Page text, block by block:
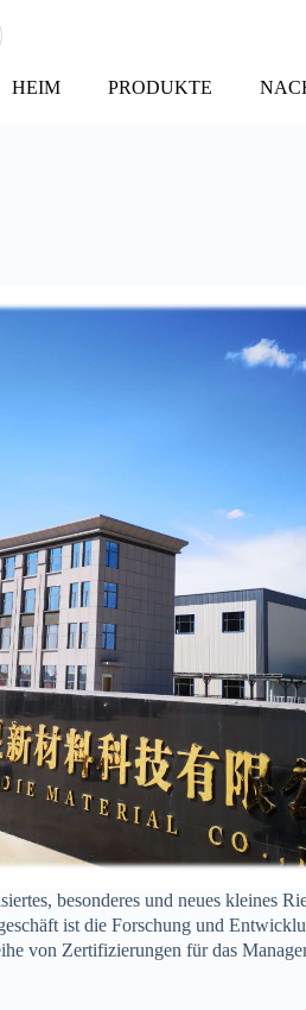
HEIM PRODUKTE
besonderes und neues
ist die Forschung und
von Zertifizierungen für das